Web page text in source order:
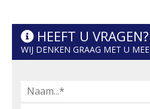
HEEFT U VRAGEN?
WIJ DENKEN GRAAG MET U MEE